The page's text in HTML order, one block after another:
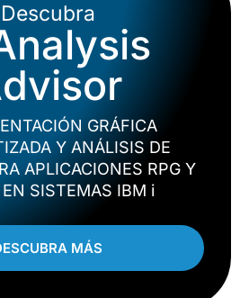
Descubra
GRÁFICA
Y ANÁLISIS DE
APLICACIONES RPG Y
SISTEMAS IBM i
MÁS